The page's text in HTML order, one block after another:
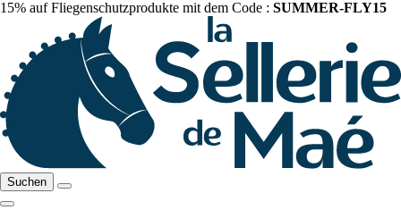
15% auf Fliegenschutzprodukte mit dem Code : SUMMER-FLY15
Suchen